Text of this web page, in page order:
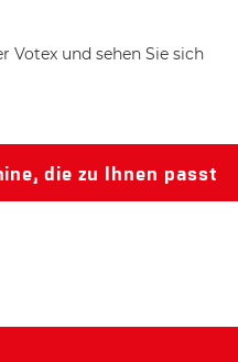
Votex und sehen Sie sich
die zu Ihnen passt